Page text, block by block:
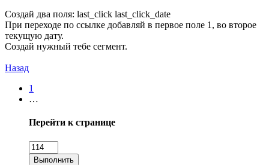
Создай два поля: last_click last_click_date
При переходе по ссылке добавляй в первое поле 1, во второе
текущую дату.
Создай нужный тебе сегмент.
Назад
1
…
Перейти к странице
Выполнить